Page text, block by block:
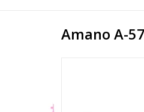
Amano A-57